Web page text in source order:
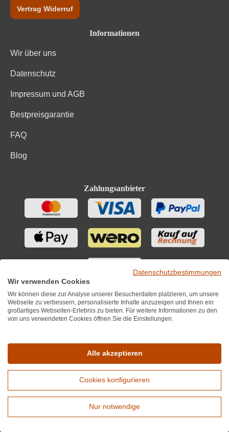
Vertrag Widerruf
Informationen
Wir über uns
Datenschutz
Impressum und AGB
Bestpreisgarantie
FAQ
Blog
Zahlungsanbieter
Versandservice
Erweiterte Suche
Datenschutzbestimmungen
Wir verwenden Cookies
Wir können diese zur Analyse unserer Besucherdaten platzieren, um unsere
Webseite zu verbessern, personalisierte Inhalte anzuzeigen und Ihnen ein
großartiges Webseiten-Erlebnis zu bieten. Für weitere Informationen zu den
von uns verwendeten Cookies öffnen Sie die Einstellungen.
Alle akzeptieren
Cookies konfigurieren
Nur notwendige